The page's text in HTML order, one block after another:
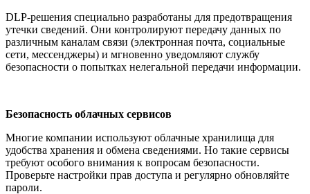
DLP-решения специально разработаны для предотвращения
утечки сведений. Они контролируют передачу данных по
различным каналам связи (электронная почта, социальные
сети, мессенджеры) и мгновенно уведомляют службу
безопасности о попытках нелегальной передачи информации.
Безопасность облачных сервисов
Многие компании используют облачные хранилища для
удобства хранения и обмена сведениями. Но такие сервисы
требуют особого внимания к вопросам безопасности.
Проверьте настройки прав доступа и регулярно обновляйте
пароли.